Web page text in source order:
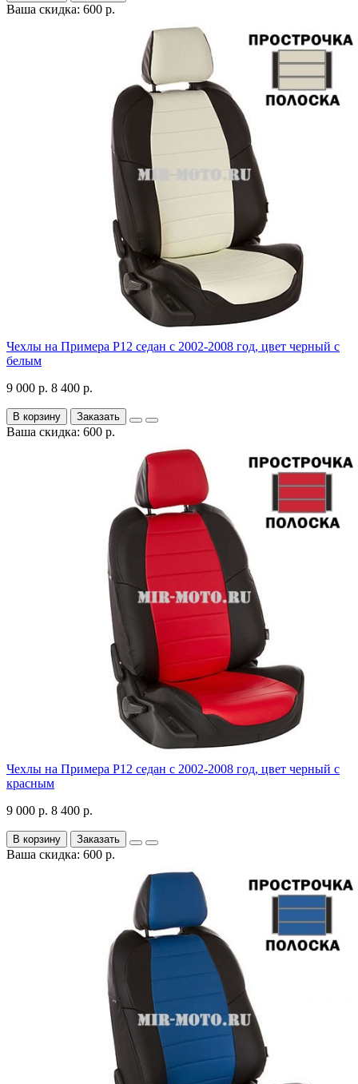
Ваша скидка: 600 р.
Чехлы на Примера P12 седан с 2002-2008 год, цвет черный с
белым
9 000 р. 8 400 р.
В корзину Заказать
Ваша скидка: 600 р.
Чехлы на Примера P12 седан с 2002-2008 год, цвет черный с
красным
9 000 р. 8 400 р.
В корзину Заказать
Ваша скидка: 600 р.